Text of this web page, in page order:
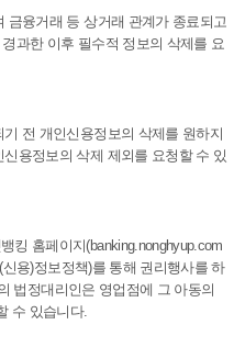
금융거래 등 상거래 관계가 종료되고
과한 이후 필수적 정보의 삭제를 요
전 개인신용정보의 삭제를 원하지
용정보의 삭제 제외를 요청할 수 있
킹 홈페이지(banking.nonghyup.com
용)정보정책)를 통해 권리행사를 하
법정대리인은 영업점에 그 아동의
수 있습니다.